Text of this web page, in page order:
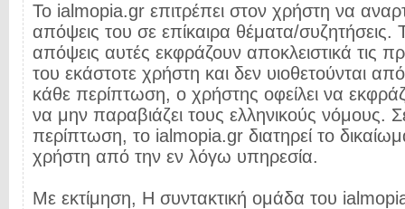
Το ialmopia.gr επιτρέπει στον χρήστη να
απόψεις του σε επίκαιρα θέματα/συζητήσεις.
απόψεις αυτές εκφράζουν αποκλειστικά τις
του εκάστοτε χρήστη και δεν υιοθετούνται
κάθε περίπτωση, ο χρήστης οφείλει να
να μην παραβιάζει τους ελληνικούς νόμους.
περίπτωση, το ialmopia.gr διατηρεί το
χρήστη από την εν λόγω υπηρεσία.
Με εκτίμηση, Η συντακτική ομάδα του